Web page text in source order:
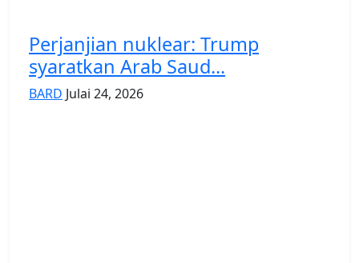
Perjanjian nuklear: Trump
syaratkan Arab Saud...
BARD Julai 24, 2026